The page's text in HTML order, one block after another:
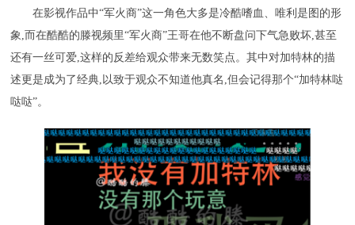
在影视作品中“军火商”这一角色大多是冷酷嗜血、唯利是图的形
象,而在酷酷的滕视频里“军火商”王哥在他不断盘问下气急败坏,甚至
还有一丝可爱,这样的反差给观众带来无数笑点。其中对加特林的描
述更是成为了经典,以致于观众不知道他真名,但会记得那个“加特林哒
哒哒”。